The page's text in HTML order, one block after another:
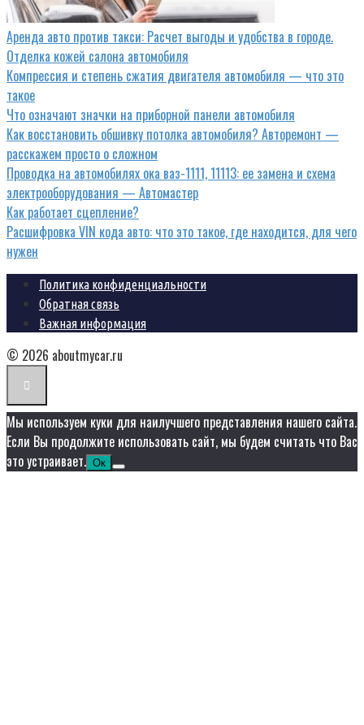
Аренда авто против такси: Расчет выгоды и удобства в городе.
Отделка кожей салона автомобиля
Компрессия и степень сжатия двигателя автомобиля — что это
такое
Что означают значки на приборной панели автомобиля
Как восстановить обшивку потолка автомобиля? Авторемонт —
расскажем просто о сложном
Проводка на автомобилях ока ваз-1111, 11113: ее замена и схема
электрооборудования — Автомастер
Как работает сцепление?
Расшифровка VIN кода авто: что это такое, где находится, для чего
нужен
Политика конфиденциальности
Обратная связь
Важная информация
© 2026 aboutmycar.ru
Мы используем куки для наилучшего представления нашего сайта.
Если Вы продолжите использовать сайт, мы будем считать что Вас
это устраивает. Ок